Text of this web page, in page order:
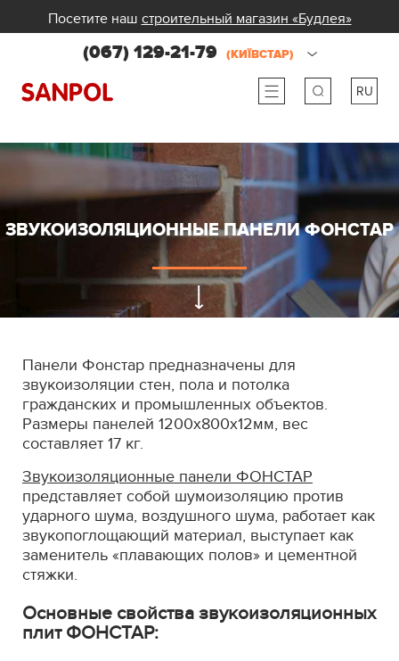
Посетите наш строительный магазин «Будлея»
(067) 129-21-79 (КИЇВСТАР)
RU
ua
ЗВУКОИЗОЛЯЦИОННЫЕ ПАНЕЛИ ФОНСТАР
Панели Фонстар предназначены для
звукоизоляции стен, пола и потолка
гражданских и промышленных объектов.
Размеры панелей 1200х800х12мм, вес
составляет 17 кг.
Звукоизоляционные панели ФОНСТАР
представляет собой шумоизоляцию против
ударного шума, воздушного шума, работает как
звукопоглощающий материал, выступает как
заменитель «плавающих полов» и цементной
стяжки.
Основные свойства звукоизоляционных
плит ФОНСТАР: